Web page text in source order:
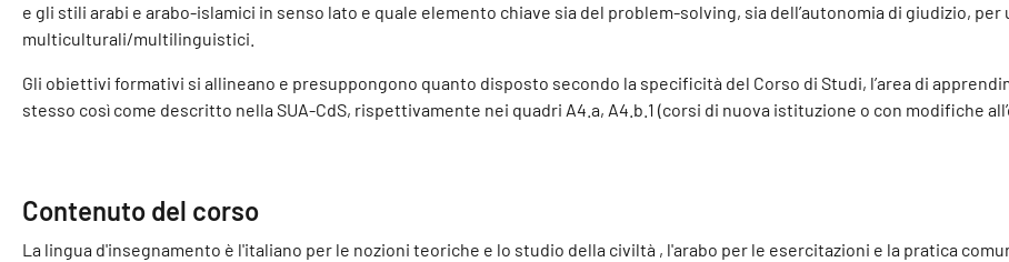
e gli stili arabi e arabo-islamici in senso lato e quale elemento chiave sia del problem-solving, sia dell’autonomia di giudizio,
multiculturali/multilinguistici.
Gli obiettivi formativi si allineano e presuppongono quanto disposto secondo la specificità del Corso di Studi, l’area di
stesso così come descritto nella SUA-CdS, rispettivamente nei quadri A4.a, A4.b.1 (corsi di nuova istituzione o con modifiche
Contenuto del corso
La lingua d'insegnamento è l'italiano per le nozioni teoriche e lo studio della civiltà , l'arabo per le esercitazioni e la pratica